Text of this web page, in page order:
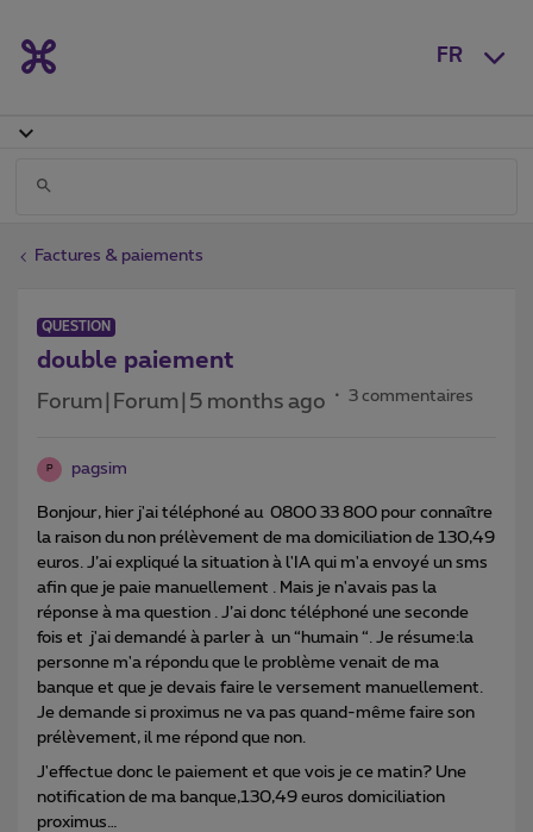
FR
Factures & paiements
QUESTION
double paiement
Forum|Forum|5 months ago 3 commentaires
P pagsim
Bonjour, hier j'ai téléphoné au 0800 33 800 pour connaître
la raison du non prélèvement de ma domiciliation de 130,49
euros. J’ai expliqué la situation à l'IA qui m'a envoyé un sms
afin que je paie manuellement . Mais je n'avais pas la
réponse à ma question . J’ai donc téléphoné une seconde
fois et j'ai demandé à parler à un “humain “. Je résume:la
personne m'a répondu que le problème venait de ma
banque et que je devais faire le versement manuellement.
Je demande si proximus ne va pas quand-même faire son
prélèvement, il me répond que non.
J'effectue donc le paiement et que vois je ce matin? Une
notification de ma banque,130,49 euros domiciliation
proximus…